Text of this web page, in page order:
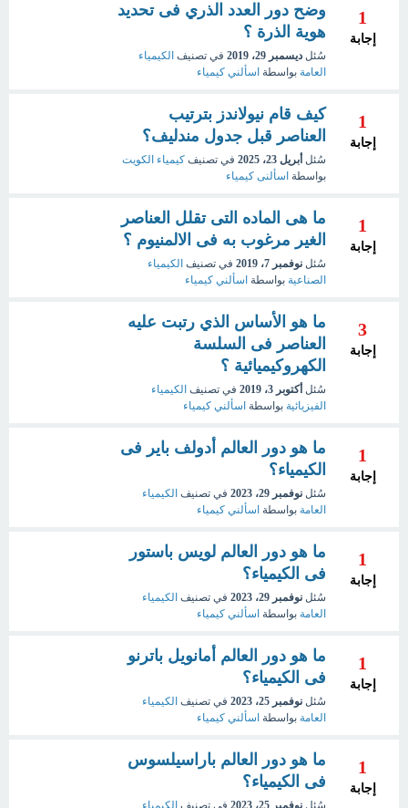
1
إجابة
وضح دور العدد الذري فى تحديد
هوية الذرة ؟
سُئل ديسمبر 29، 2019 في تصنيف الكيمياء
العامة بواسطة اسألني كيمياء
1
إجابة
كيف قام نيولاندز بترتيب
العناصر قبل جدول مندليف؟
سُئل أبريل 23، 2025 في تصنيف كيمياء الكويت
بواسطة اسألنى كيمياء
1
إجابة
ما هى الماده التى تقلل العناصر
الغير مرغوب به فى الالمنيوم ؟
سُئل نوفمبر 7، 2019 في تصنيف الكيمياء
الصناعية بواسطة اسألني كيمياء
3
إجابة
ما هو الأساس الذي رتبت عليه
العناصر فى السلسة
الكهروكيميائية ؟
سُئل أكتوبر 3، 2019 في تصنيف الكيمياء
الفيزيائية بواسطة اسألني كيمياء
1
إجابة
ما هو دور العالم أدولف باير فى
الكيمياء؟
سُئل نوفمبر 29، 2023 في تصنيف الكيمياء
العامة بواسطة اسألني كيمياء
1
إجابة
ما هو دور العالم لويس باستور
فى الكيمياء؟
سُئل نوفمبر 29، 2023 في تصنيف الكيمياء
العامة بواسطة اسألني كيمياء
1
إجابة
ما هو دور العالم أمانويل باترنو
فى الكيمياء؟
سُئل نوفمبر 25، 2023 في تصنيف الكيمياء
العامة بواسطة اسألني كيمياء
1
إجابة
ما هو دور العالم باراسيلسوس
فى الكيمياء؟
سُئل نوفمبر 25، 2023 في تصنيف الكيمياء